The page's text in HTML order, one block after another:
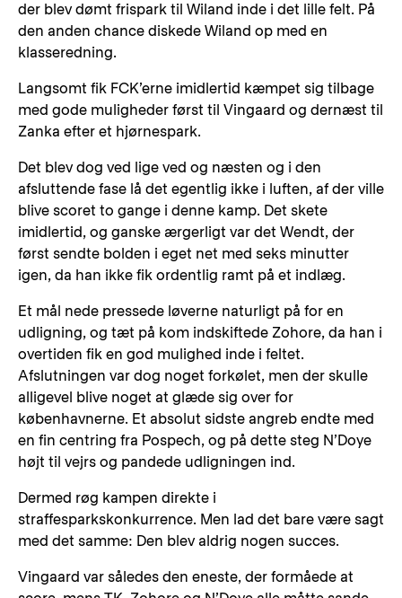
der blev dømt frispark til Wiland inde i det lille felt. På
den anden chance diskede Wiland op med en
klasseredning.
Langsomt fik FCK’erne imidlertid kæmpet sig tilbage
med gode muligheder først til Vingaard og dernæst til
Zanka efter et hjørnespark.
Det blev dog ved lige ved og næsten og i den
afsluttende fase lå det egentlig ikke i luften, af der ville
blive scoret to gange i denne kamp. Det skete
imidlertid, og ganske ærgerligt var det Wendt, der
først sendte bolden i eget net med seks minutter
igen, da han ikke fik ordentlig ramt på et indlæg.
Et mål nede pressede løverne naturligt på for en
udligning, og tæt på kom indskiftede Zohore, da han i
overtiden fik en god mulighed inde i feltet.
Afslutningen var dog noget forkølet, men der skulle
alligevel blive noget at glæde sig over for
københavnerne. Et absolut sidste angreb endte med
en fin centring fra Pospech, og på dette steg N’Doye
højt til vejrs og pandede udligningen ind.
Dermed røg kampen direkte i
straffesparkskonkurrence. Men lad det bare være sagt
med det samme: Den blev aldrig nogen succes.
Vingaard var således den eneste, der formåede at